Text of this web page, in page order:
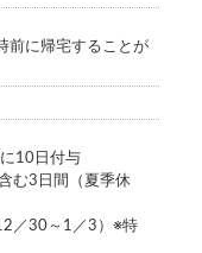
前に帰宅することが
10日付与
む3日間（夏季休
／30～1／3）※特